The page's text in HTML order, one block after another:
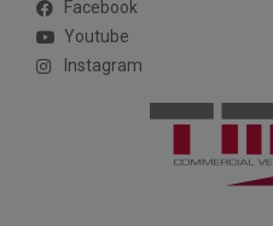
Facebook
Youtube
Instagram